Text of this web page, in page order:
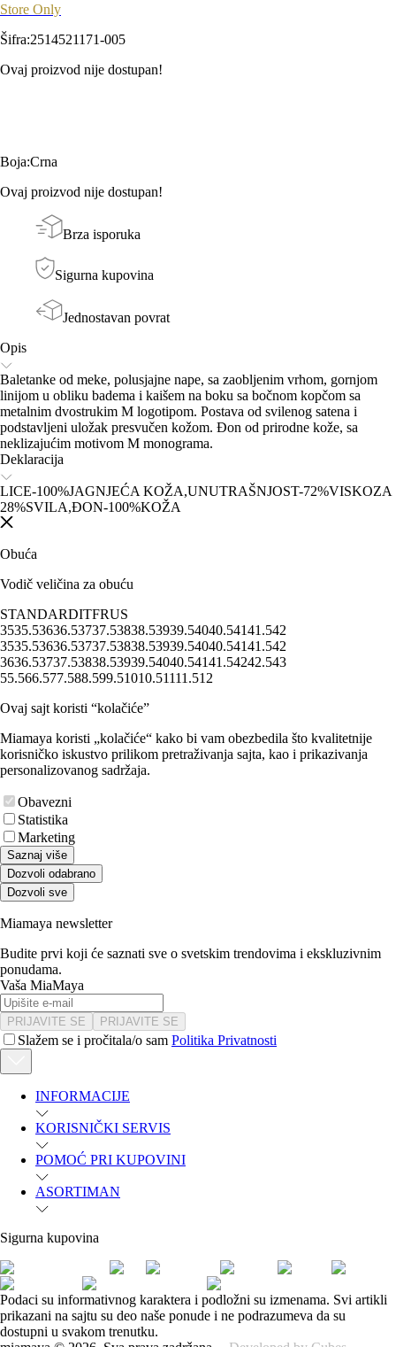
Store Only
Šifra:2514521171-005
Ovaj proizvod nije dostupan!
Boja:Crna
Ovaj proizvod nije dostupan!
Brza isporuka
Sigurna kupovina
Jednostavan povrat
Opis
Baletanke od meke, polusjajne nape, sa zaobljenim vrhom, gornjom
linijom u obliku badema i kaišem na boku sa bočnom kopčom sa
metalnim dvostrukim M logotipom. Postava od svilenog satena i
podstavljeni uložak presvučen kožom. Đon od prirodne kože, sa
neklizajućim motivom M monograma.
Deklaracija
LICE-100%JAGNJEĆA KOŽA,UNUTRAŠNJOST-72%VISKOZA
28%SVILA,ĐON-100%KOŽA
Obuća
Vodič veličina za obuću
STANDARDITFRUS
3535.53636.53737.53838.53939.54040.54141.542
3535.53636.53737.53838.53939.54040.54141.542
3636.53737.53838.53939.54040.54141.54242.543
55.566.577.588.599.51010.51111.512
Ovaj sajt koristi “kolačiće”
Miamaya koristi „kolačiće“ kako bi vam obezbedila što kvalitetnije
korisničko iskustvo prilikom pretraživanja sajta, kao i prikazivanja
personalizovanog sadržaja.
Obavezni
Statistika
Marketing
Saznaj više
Dozvoli odabrano
Dozvoli sve
Miamaya newsletter
Budite prvi koji će saznati sve o svetskim trendovima i ekskluzivnim
ponudama.
Vaša MiaMaya
PRIJAVITE SE PRIJAVITE SE
Slažem se i pročitala/o sam Politika Privatnosti
INFORMACIJE
KORISNIČKI SERVIS
POMOĆ PRI KUPOVINI
ASORTIMAN
Sigurna kupovina
Podaci su informativnog karaktera i podložni su izmenama. Svi artikli
prikazani na sajtu su deo naše ponude i ne podrazumeva da su
dostupni u svakom trenutku.